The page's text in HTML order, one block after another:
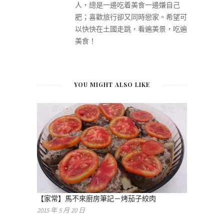
人，總是一邊吃着美食一邊嫌自己
肥；喜歡旅行卻又同時戀家。希望可
以快快在土國走跳，看遍美景，吃遍
美食！
YOU MIGHT ALSO LIKE
【家常】馬不來廚房筆記－烤茄子絞肉
2015 年 5 月 20 日